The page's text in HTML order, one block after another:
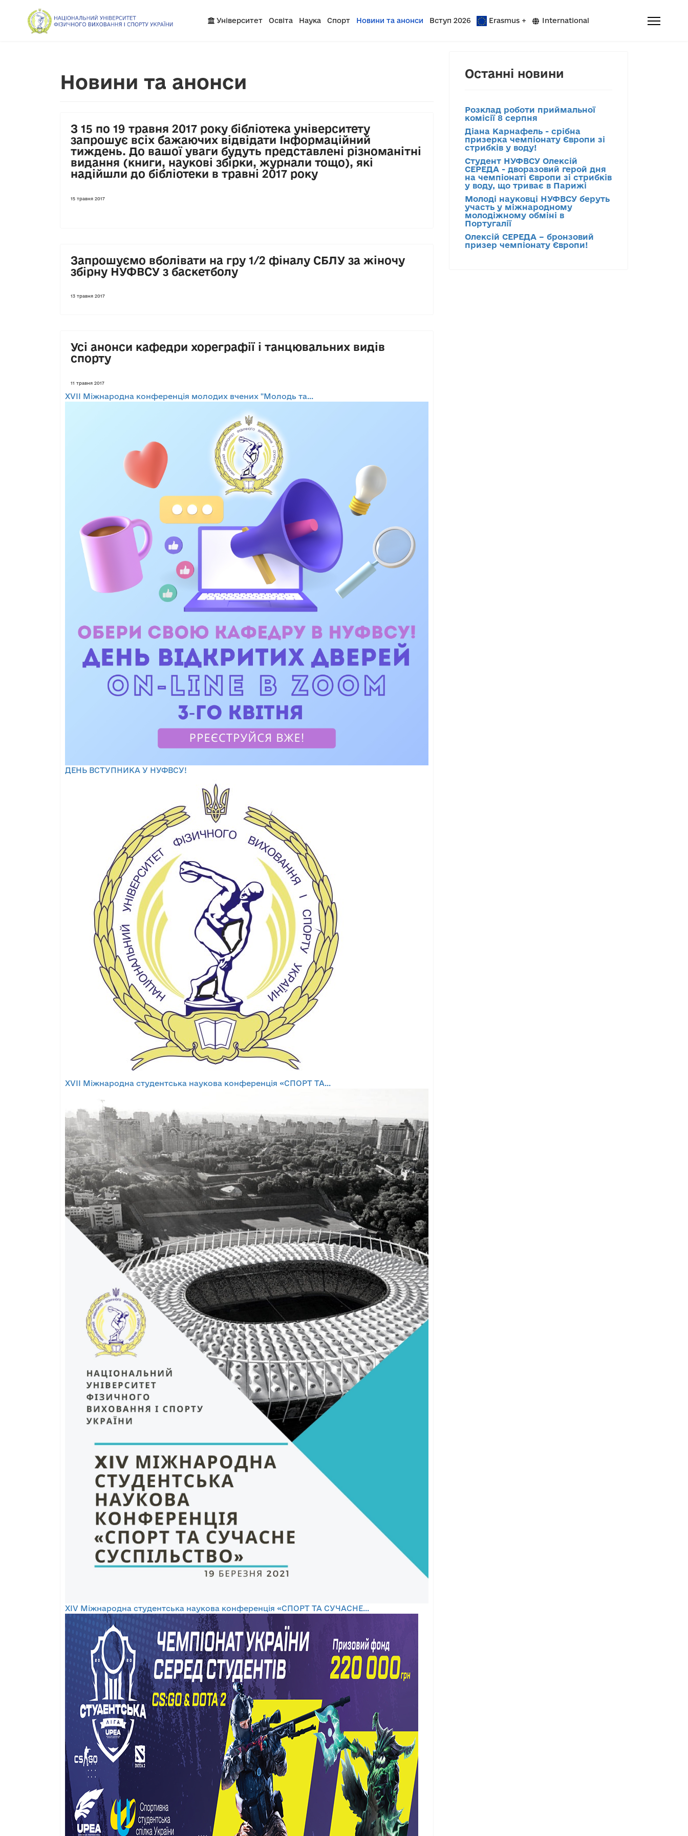
Університет Освіта Наука Спорт Новини та анонси Вступ 2026 Erasmus + International
Новини та анонси
З 15 по 19 травня 2017 року бібліотека університету
запрошує всіх бажаючих відвідати Інформаційний
тиждень. До вашої уваги будуть представлені різноманітні
видання (книги, наукові збірки, журнали тощо), які
надійшли до бібліотеки в травні 2017 року
15 травня 2017
Запрошуємо вболівати на гру 1/2 фіналу СБЛУ за жіночу
збірну НУФВСУ з баскетболу
13 травня 2017
Усі анонси кафедри хореграфії і танцювальних видів
спорту
11 травня 2017
XVІI Міжнародна конференція молодих вчених "Молодь та...
ДЕНЬ ВСТУПНИКА У НУФВСУ!
XVІІ Міжнародна студентська наукова конференція «СПОРТ ТА...
XIV Міжнародна студентська наукова конференція «СПОРТ ТА СУЧАСНЕ...
Останні новини
Розклад роботи приймальної
комісії 8 серпня
Діана Карнафель - срібна
призерка чемпіонату Європи зі
стрибків у воду!
Студент НУФВСУ Олексій
СЕРЕДА - дворазовий герой дня
на чемпіонаті Європи зі стрибків
у воду, що триває в Парижі
Молоді науковці НУФВСУ беруть
участь у міжнародному
молодіжному обміні в
Португалії
Олексій СЕРЕДА – бронзовий
призер чемпіонату Європи!